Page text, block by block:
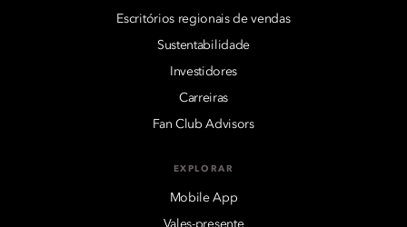
Escritórios regionais de vendas
Sustentabilidade
Investidores
Carreiras
Fan Club Advisors
EXPLORAR
Mobile App
Vales-presente